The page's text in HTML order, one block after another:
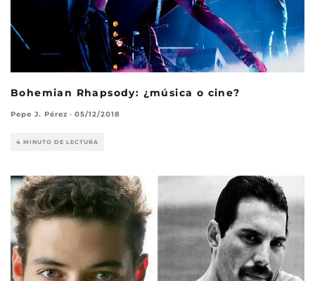
Bohemian Rhapsody: ¿música o cine?
Pepe J. Pérez · 05/12/2018
4 MINUTO DE LECTURA